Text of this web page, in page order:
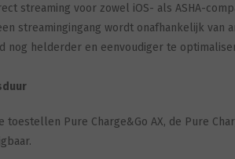
streaming voor zowel iOS- als ASHA-
streamingingang wordt onafhankelijk van
nog helderder en eenvoudiger te
Pure Charge&Go AX, de Pure